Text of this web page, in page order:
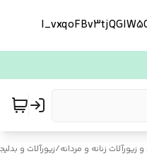
زنانه و مردانه/زیورآلات و